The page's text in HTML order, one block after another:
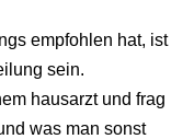
empfohlen hat, ist
sein.
hausarzt und frag
was man sonst